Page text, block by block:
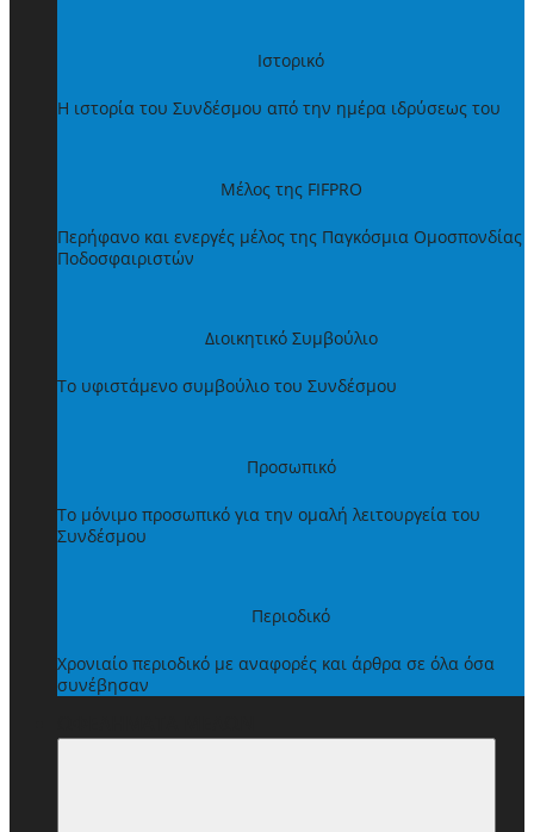
Ιστορικό
Η ιστορία του Συνδέσμου από την ημέρα ιδρύσεως του
Μέλος της FIFPRO
Περήφανο και ενεργές μέλος της Παγκόσμια Ομοσπονδίας
Ποδοσφαιριστών
Διοικητικό Συμβούλιο
Το υφιστάμενο συμβούλιο του Συνδέσμου
Προσωπικό
Το μόνιμο προσωπικό για την ομαλή λειτουργεία του
Συνδέσμου
Περιοδικό
Χρονιαίο περιοδικό με αναφορές και άρθρα σε όλα όσα
συνέβησαν